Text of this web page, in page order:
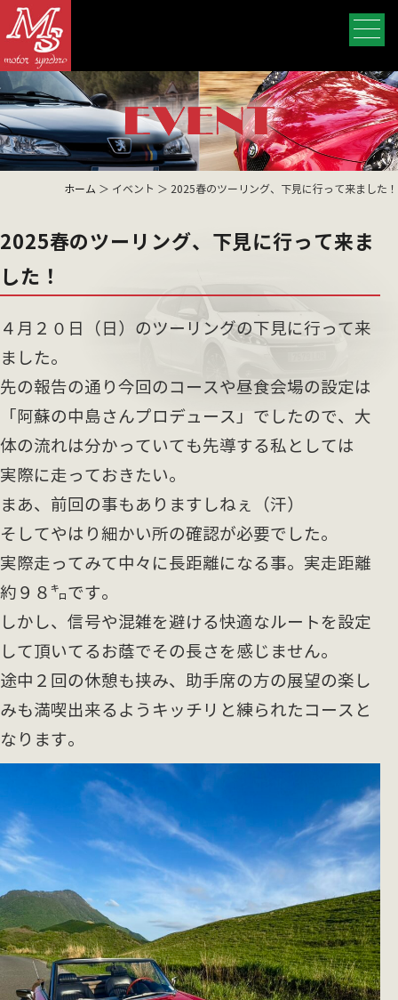
ホーム ＞ イベント ＞ 2025春のツーリング、下見に行って来ました！
2025春のツーリング、下見に行って来ま
した！
４月２０日（日）のツーリングの下見に行って来
ました。
先の報告の通り今回のコースや昼食会場の設定は
「阿蘇の中島さんプロデュース」でしたので、大
体の流れは分かっていても先導する私としては
実際に走っておきたい。
まあ、前回の事もありますしねぇ（汗）
そしてやはり細かい所の確認が必要でした。
実際走ってみて中々に長距離になる事。実走距離
約９８㌔です。
しかし、信号や混雑を避ける快適なルートを設定
して頂いてるお蔭でその長さを感じません。
途中２回の休憩も挟み、助手席の方の展望の楽し
みも満喫出来るようキッチリと練られたコースと
なります。